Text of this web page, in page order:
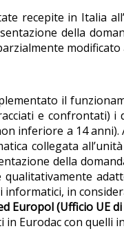
recepite in Italia
della
il
e confrontati)
inferiore a 14
collegata
della
informatici, in
Europol (Ufficio UE
Eurodac con quelli